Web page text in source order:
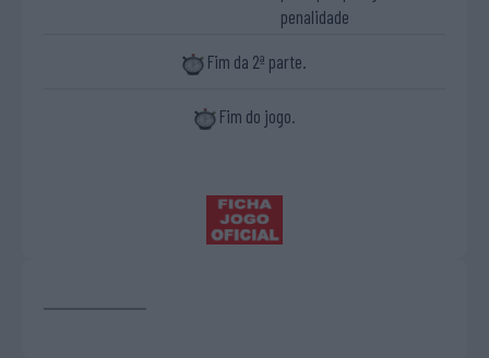
penalidade
Fim da 2ª parte.
Fim do jogo.